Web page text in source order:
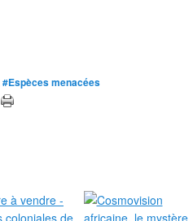
#Espèces menacées